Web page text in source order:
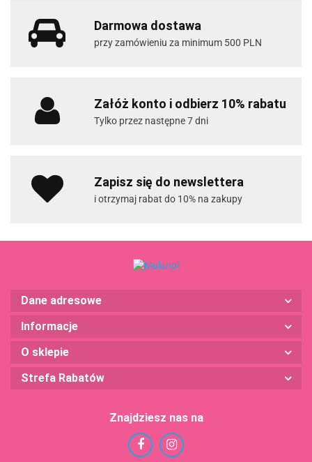
Darmowa dostawa
przy zamówieniu za minimum 500 PLN
Załóż konto i odbierz 10% rabatu
Tylko przez następne 7 dni
Zapisz się do newslettera
i otrzymaj rabat do 10% na zakupy
Dane adresowe
Informacje
O sklepie
Strefa Rabatów
Znajdziesz nas na